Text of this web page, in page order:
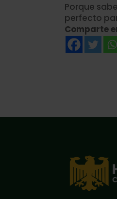
Porque
perfecto
Comparte